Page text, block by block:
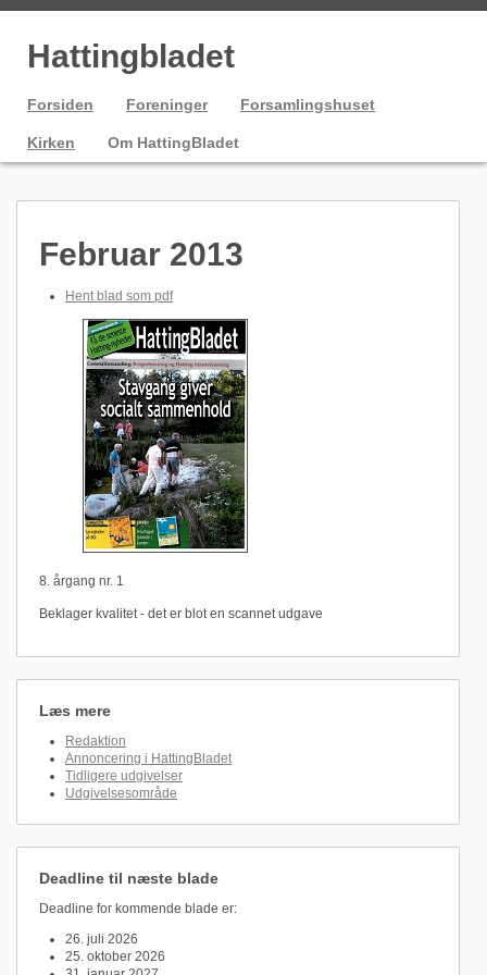
Hattingbladet
Forsiden Foreninger Forsamlingshuset
Kirken Om HattingBladet
Februar 2013
Hent blad som pdf
8. årgang nr. 1
Beklager kvalitet - det er blot en scannet udgave
Læs mere
Redaktion
Annoncering i HattingBladet
Tidligere udgivelser
Udgivelsesområde
Deadline til næste blade
Deadline for kommende blade er:
26. juli 2026
25. oktober 2026